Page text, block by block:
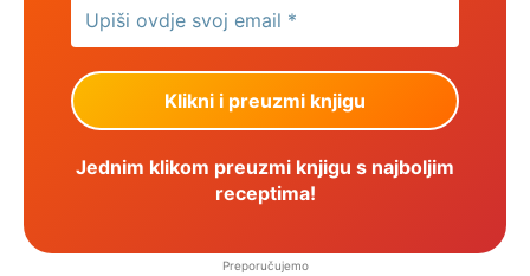
Jednim klikom preuzmi knjigu s najboljim
receptima!
Preporučujemo